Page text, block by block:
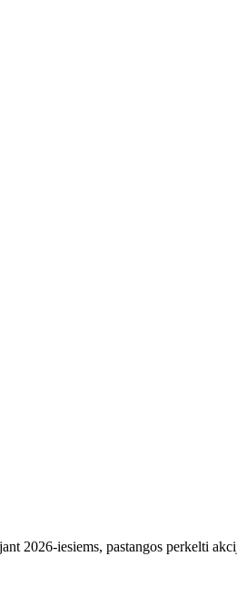
2026-iesiems, pastangos perkelti